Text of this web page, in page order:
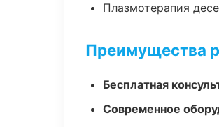
Плазмотерапия
Преимущества
Бесплатная
Современное